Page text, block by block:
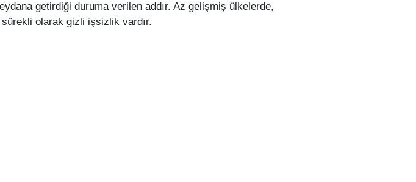
getirdiği duruma verilen addır. Az gelişmiş ülkelerde,
olarak gizli işsizlik vardır.